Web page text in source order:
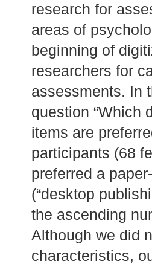
research for
areas of
beginning of
researchers for
assessments. In
question “Which
items are
participants (68
preferred a
(“desktop
the ascending
Although we did
characteristics,